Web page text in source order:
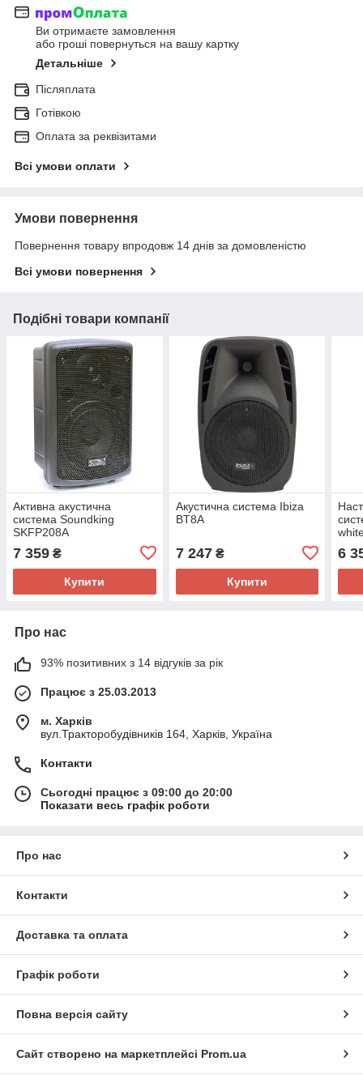
Ви отримаєте замовлення
або гроші повернуться на вашу картку
Детальніше
Післяплата
Готівкою
Оплата за реквізитами
Всі умови оплати
Умови повернення
Повернення товару впродовж 14 днів за домовленістю
Всі умови повернення
Подібні товари компанії
Активна акустична
система Soundking
SKFP208A
7 359 ₴
Купити
Акустична система Ibiza
BT8A
7 247₴
Купити
6
Про нас
93% позитивних з 14 відгуків за рік
Працює з 25.03.2013
м. Харків
вул.Тракторобудівників 164, Харків, Україна
Контакти
Сьогодні працює з 09:00 до 20:00
Показати весь графік роботи
Про нас
Контакти
Доставка та оплата
Графік роботи
Повна версія сайту
Сайт створено на маркетплейсі Prom.ua